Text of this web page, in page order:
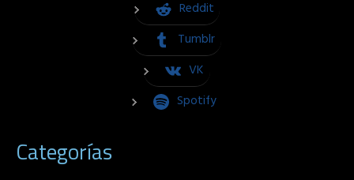
Reddit
Tumblr
VK
Spotify
Categorías